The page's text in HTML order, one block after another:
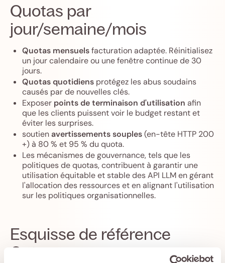
Quotas par
jour/semaine/mois
Quotas mensuelsfacturation adaptée. Réinitialisez
un jour calendaire ou une fenêtre continue de 30
jours.
Quotas quotidiens protégez les abus soudains
causés par de nouvelles clés.
Exposer points de terminaison d'utilisation afin
que les clients puissent voir le budget restant et
éviter les surprises.
soutienavertissements souples(en-tête HTTP 200
+) à 80 % et 95 % du quota.
Les mécanismes de gouvernance, tels que les
politiques de quotas, contribuent à garantir une
utilisation équitable et stable des API LLM en gérant
l'allocation des ressources et en alignant l'utilisation
sur les politiques organisationnelles.
Esquisse de référence
Gateway